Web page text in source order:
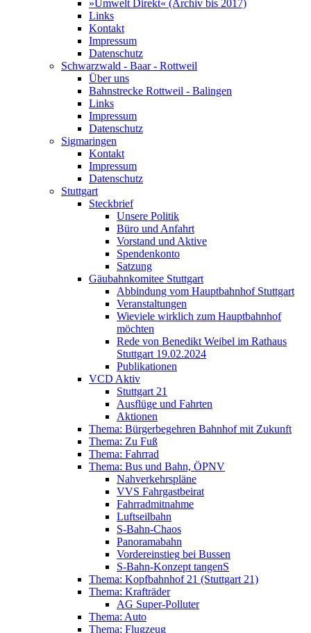
»Umwelt Direkt« (Archiv bis 2017)
Links
Kontakt
Impressum
Datenschutz
Schwarzwald - Baar - Rottweil
Über uns
Bahnstrecke Rottweil - Balingen
Links
Impressum
Datenschutz
Sigmaringen
Kontakt
Impressum
Datenschutz
Stuttgart
Steckbrief
Unsere Politik
Büro und Anfahrt
Vorstand und Aktive
Spendenkonto
Satzung
Gäubahnkomitee Stuttgart
Abbindung vom Hauptbahnhof Stuttgart
Veranstaltungen
Wieviele wirklich zum Hauptbahnhof
möchten
Rede von Benedikt Weibel im Rathaus
Stuttgart 19.02.2024
Publikationen
VCD Aktiv
Stuttgart 21
Ausflüge und Fahrten
Aktionen
Thema: Bürgerbegehren Bahnhof mit Zukunft
Thema: Zu Fuß
Thema: Fahrrad
Thema: Bus und Bahn, ÖPNV
Nahverkehrspläne
VVS Fahrgastbeirat
Fahrradmitnahme
Luftseilbahn
S-Bahn-Chaos
Panoramabahn
Vordereinstieg bei Bussen
S-Bahn-Konzept tangenS
Thema: Kopfbahnhof 21 (Stuttgart 21)
Thema: Krafträder
AG Super-Polluter
Thema: Auto
Thema: Flugzeug